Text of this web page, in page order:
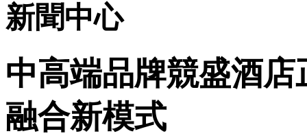
新聞中心
中高端品牌競盛酒
融合新模式